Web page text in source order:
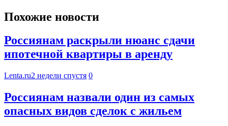
Похожие новости
Россиянам раскрыли нюанс сдачи
ипотечной квартиры в аренду
Lenta.ru2 недели спустя 0
Россиянам назвали один из самых
опасных видов сделок с жильем